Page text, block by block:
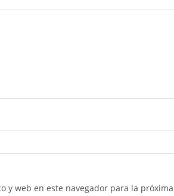
y web en este navegador para la